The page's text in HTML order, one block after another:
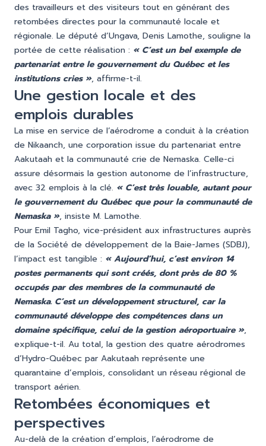
des travailleurs et des visiteurs tout en générant des
retombées directes pour la communauté locale et
régionale. Le député d’Ungava, Denis Lamothe, souligne la
portée de cette réalisation : « C’est un bel exemple de
partenariat entre le gouvernement du Québec et les
institutions cries », affirme-t-il.
Une gestion locale et des
emplois durables
La mise en service de l’aérodrome a conduit à la création
de Nikaanch, une corporation issue du partenariat entre
Aakutaah et la communauté crie de Nemaska. Celle-ci
assure désormais la gestion autonome de l’infrastructure,
avec 32 emplois à la clé. « C’est très louable, autant pour
le gouvernement du Québec que pour la communauté de
Nemaska », insiste M. Lamothe.
Pour Emil Tagho, vice-président aux infrastructures auprès
de la Société de développement de la Baie-James (SDBJ),
l’impact est tangible : « Aujourd’hui, c’est environ 14
postes permanents qui sont créés, dont près de 80 %
occupés par des membres de la communauté de
Nemaska. C’est un développement structurel, car la
communauté développe des compétences dans un
domaine spécifique, celui de la gestion aéroportuaire »,
explique-t-il. Au total, la gestion des quatre aérodromes
d’Hydro-Québec par Aakutaah représente une
quarantaine d’emplois, consolidant un réseau régional de
transport aérien.
Retombées économiques et
perspectives
Au-delà de la création d’emplois, l’aérodrome de